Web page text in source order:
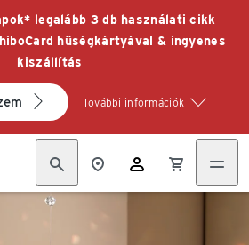
legalább 3 db használati cikk
hűségkártyával & ingyenes
kiszállítás
További információk